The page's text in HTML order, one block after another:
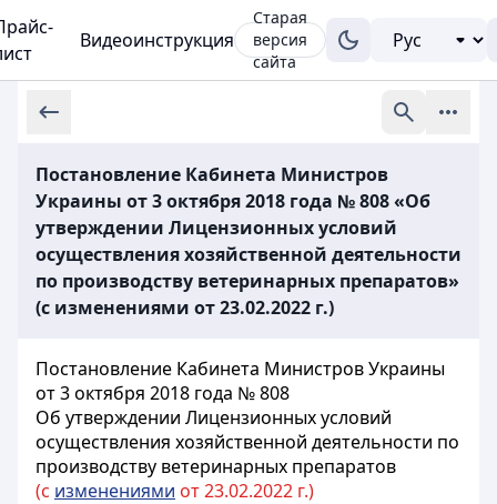
Видеоинструкция
Старая
версия
сайта
Постановление Кабинета Министров
Украины от 3 октября 2018 года № 808 «Об
утверждении Лицензионных условий
осуществления хозяйственной деятельности
по производству ветеринарных препаратов»
(с изменениями от 23.02.2022 г.)
Постановление Кабинета Министров Украины
от 3 октября 2018 года № 808
Об утверждении Лицензионных условий
осуществления хозяйственной деятельности по
производству ветеринарных препаратов
(с изменениями от 23.02.2022 г.)